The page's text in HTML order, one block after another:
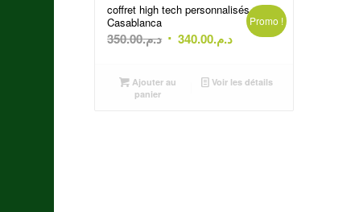
coffret high tech personnalisés
Casablanca
د.م.350.00
Le
initial
د.م.340.00
Le
actuel
Promo !
Ajouter au
panier
Voir les détails